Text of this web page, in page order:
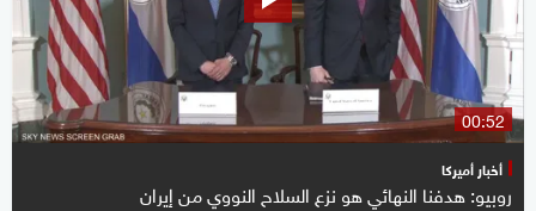
00:52
أخبار أميركا
روبيو: هدفنا النهائي هو نزع السلاح النووي من إيران